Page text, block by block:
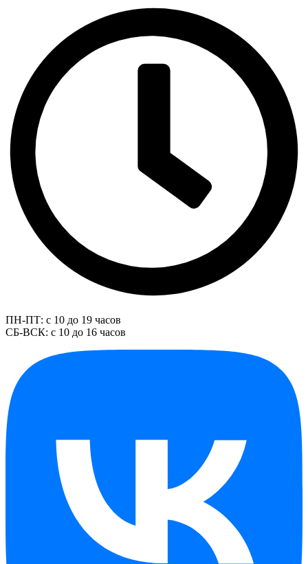
ПН-ПТ: с 10 до 19 часов
СБ-ВСК: с 10 до 16 часов